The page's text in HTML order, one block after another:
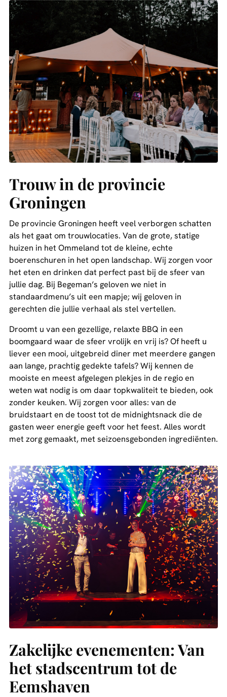
Trouw in de provincie
Groningen
De provincie Groningen heeft veel verborgen schatten
als het gaat om trouwlocaties. Van de grote, statige
huizen in het Ommeland tot de kleine, echte
boerenschuren in het open landschap. Wij zorgen voor
het eten en drinken dat perfect past bij de sfeer van
jullie dag. Bij Begeman’s geloven we niet in
standaardmenu’s uit een mapje; wij geloven in
gerechten die jullie verhaal als stel vertellen.
Droomt u van een gezellige, relaxte BBQ in een
boomgaard waar de sfeer vrolijk en vrij is? Of heeft u
liever een mooi, uitgebreid diner met meerdere gangen
aan lange, prachtig gedekte tafels? Wij kennen de
mooiste en meest afgelegen plekjes in de regio en
weten wat nodig is om daar topkwaliteit te bieden, ook
zonder keuken. Wij zorgen voor alles: van de
bruidstaart en de toost tot de midnightsnack die de
gasten weer energie geeft voor het feest. Alles wordt
met zorg gemaakt, met seizoensgebonden ingrediënten.
Zakelijke evenementen: Van
het stadscentrum tot de
Eemshaven